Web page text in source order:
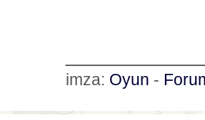
imza: Oyun -